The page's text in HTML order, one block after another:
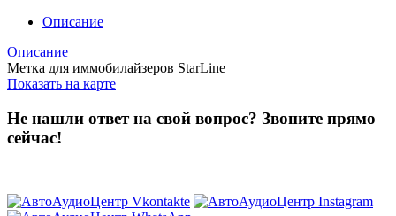
Описание
Описание
Метка для иммобилайзеров StarLine
Показать на карте
Не нашли ответ на свой вопрос? Звоните прямо
сейчас!